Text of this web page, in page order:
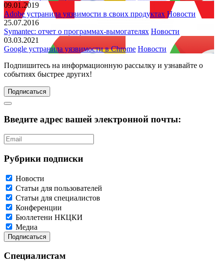
09.01.2019
Adobe устранила уязвимости в своих продуктах Новости
25.07.2016
Symantec: отчет о программах-вымогателях Новости
03.03.2021
Google устранила уязвимости в Chrome Новости
Подпишитесь на информационную рассылку и узнавайте о
событиях быстрее других!
Подписаться
Введите адрес вашей электронной почты:
Рубрики подписки
Новости
Статьи для пользователей
Статьи для специалистов
Конференции
Бюллетени НКЦКИ
Медиа
Специалистам